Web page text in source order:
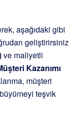
aşağıdaki gibi
geliştirirsiniz
ve maliyetli
Kazanımı
müşteri
teşvik